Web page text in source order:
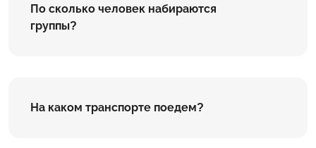
По сколько человек набираются
группы?
На каком транспорте поедем?